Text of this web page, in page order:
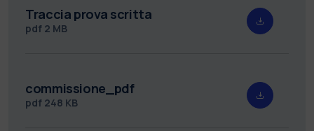
Traccia prova scritta
pdf 2 MB
commissione_pdf
pdf 248 KB